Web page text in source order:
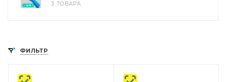
3 ТОВАРА
ФИЛЬТР